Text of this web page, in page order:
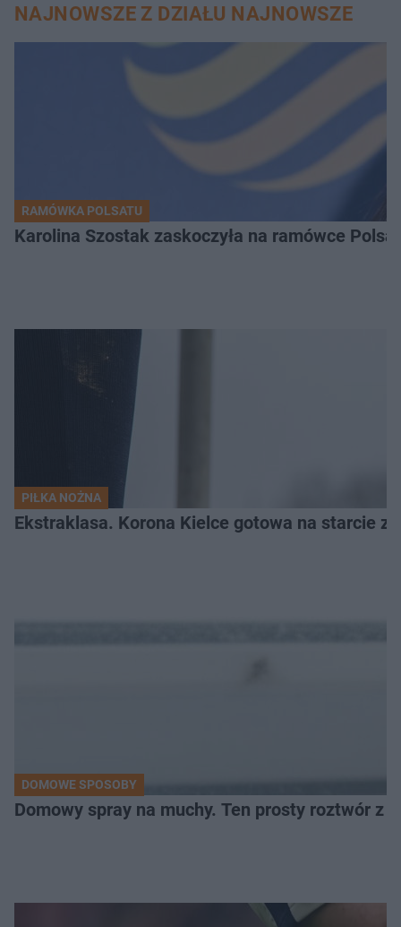
NAJNOWSZE Z DZIAŁU NAJNOWSZE
RAMÓWKA POLSATU
Karolina Szostak zaskoczyła na ramówce
PIŁKA NOŻNA
Ekstraklasa. Korona Kielce gotowa na starcie z
DOMOWE SPOSOBY
Domowy spray na muchy. Ten prosty roztwór z